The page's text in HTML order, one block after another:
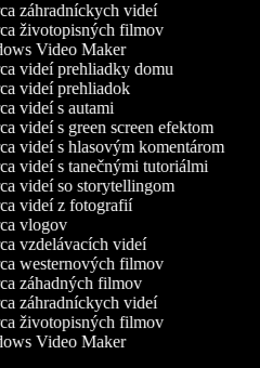
záhradníckych videí
životopisných filmov
Video Maker
videí prehliadky domu
videí prehliadok
videí s autami
videí s green screen efektom
videí s hlasovým komentárom
videí s tanečnými tutoriálmi
videí so storytellingom
videí z fotografií
vlogov
vzdelávacích videí
westernových filmov
záhadných filmov
záhradníckych videí
životopisných filmov
Video Maker